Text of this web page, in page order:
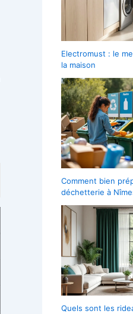
Electromust : le
la maison
Comment bien
déchetterie à
Quels sont les